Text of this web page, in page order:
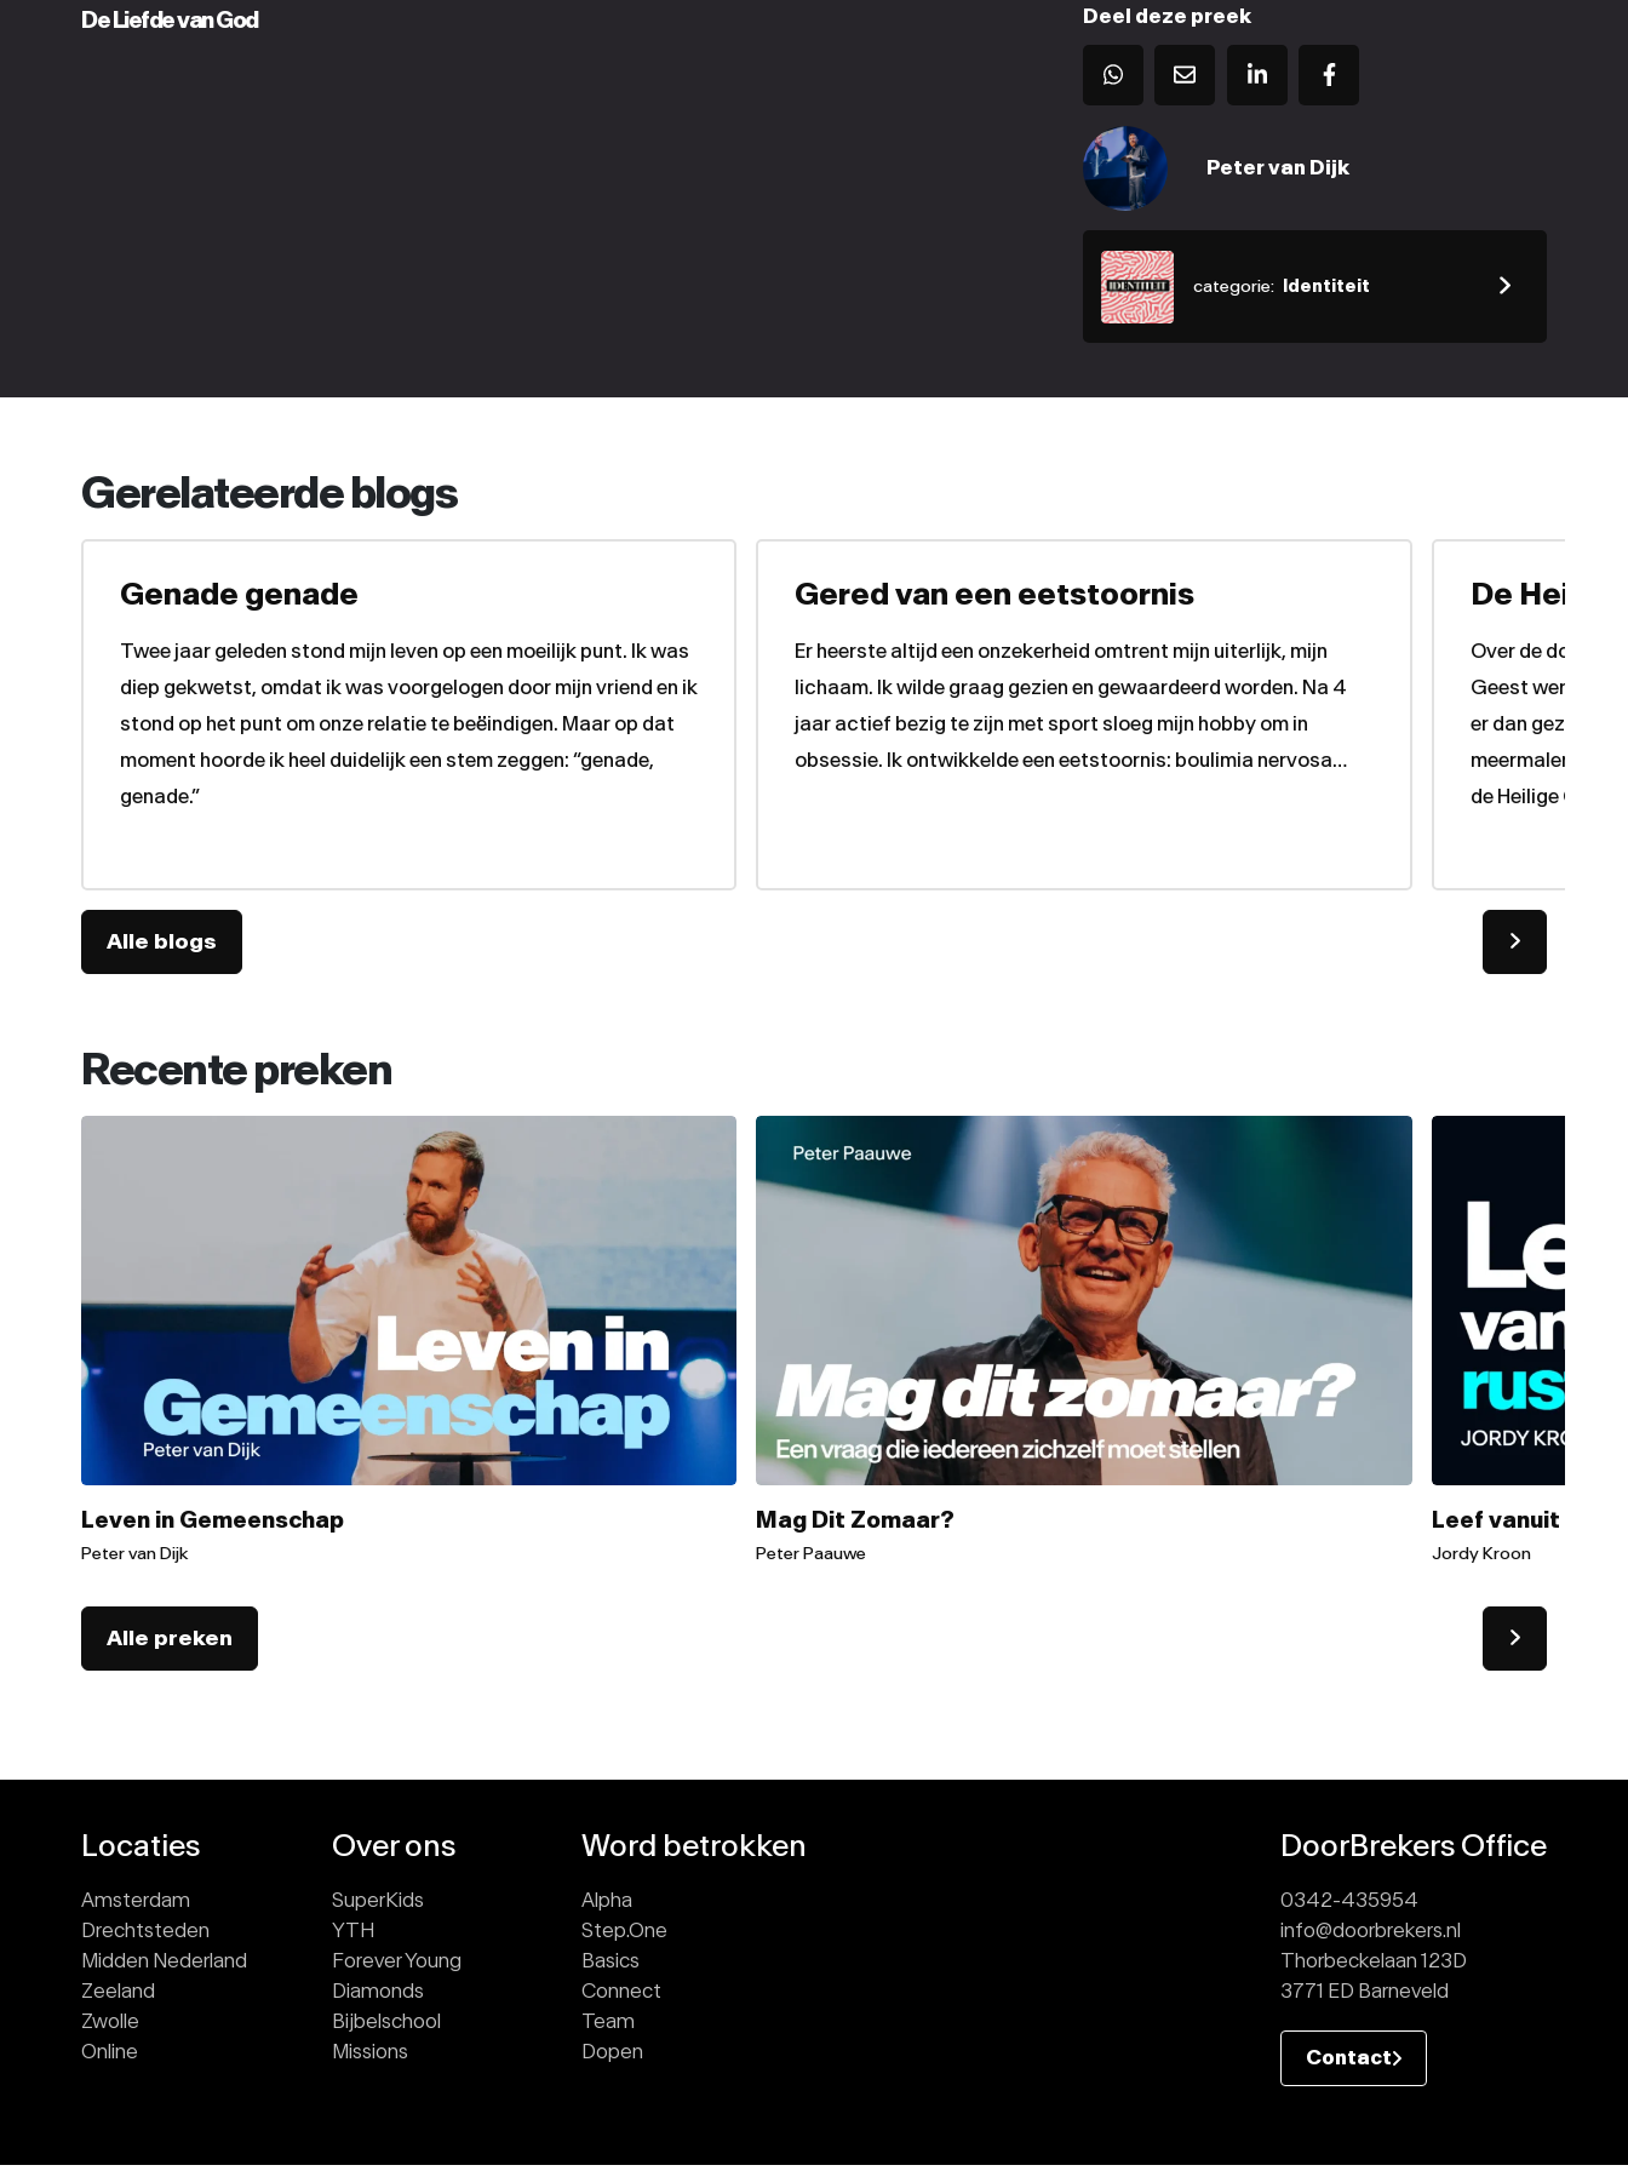
De Liefde van God Deel deze preek
Peter van Dijk
categorie: Identiteit
Gerelateerde blogs
Genade genade
Twee jaar geleden stond mijn leven op een moeilijk punt. Ik was
diep gekwetst, omdat ik was voorgelogen door mijn vriend en ik
stond op het punt om onze relatie te beëindigen. Maar op dat
moment hoorde ik heel duidelijk een stem zeggen: “genade,
genade.”
Gered van een eetstoornis
Er heerste altijd een onzekerheid omtrent mijn uiterlijk, mijn
lichaam. Ik wilde graag gezien en gewaardeerd worden. Na 4
jaar actief bezig te zijn met sport sloeg mijn hobby om in
obsessie. Ik ontwikkelde een eetstoornis: boulimia nervosa…
De
Over de doop
Geest werd niet
er dan gezegd,
meermalen
de Heilige
Alle blogs
Recente preken
Leven in Gemeenschap
Peter van Dijk
Mag Dit Zomaar?
Peter Paauwe
Leef vanuit de
Jordy Kroon
Alle preken
Locaties
Amsterdam
Drechtsteden
Midden Nederland
Zeeland
Zwolle
Online
Over ons
SuperKids
YTH
Forever Young
Diamonds
Bijbelschool
Missions
Word betrokken
Alpha
Step.One
Basics
Connect
Team
Dopen
DoorBrekers Office
0342-435954
info@doorbrekers.nl
Thorbeckelaan 123D
3771 ED Barneveld
Contact